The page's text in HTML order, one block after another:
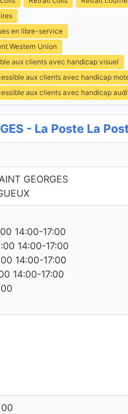
en libre-service
Western Union
aux clients avec handicap visuel
aux clients avec handicap
aux clients avec handicap
- La Poste La
GEORGES
14:00-17:00
14:00-17:00
14:00-17:00
14:00-17:00